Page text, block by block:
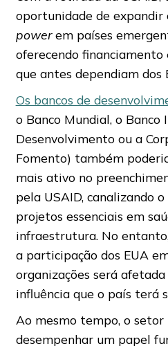
oportunidade de expandir
powerem países
oferecendo financiamento
que antes dependiam dos
Os bancos de
o Banco Mundial, o Banco
Desenvolvimento ou a
Fomento) também
mais ativo no
pela USAID, canalizando
projetos essenciais em
infraestrutura. No
a participação dos EUA
organizações será
influência que o país terá
Ao mesmo tempo, o
desempenhar um papel